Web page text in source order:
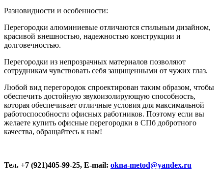
Разновидности и особенности:
Перегородки алюминиевые отличаются стильным дизайном,
красивой внешностью, надежностью конструкции и
долговечностью.
Перегородки из непрозрачных материалов позволяют
сотрудникам чувствовать себя защищенными от чужих глаз.
Любой вид перегородок спроектирован таким образом, чтобы
обеспечить достойную звукоизолирующую способность,
которая обеспечивает отличные условия для максимальной
работоспособности офисных работников. Поэтому если вы
желаете купить офисные перегородки в СПб добротного
качества, обращайтесь к нам!
Тел. +7 (921)405-99-25, E-mail: okna-metod@yandex.ru